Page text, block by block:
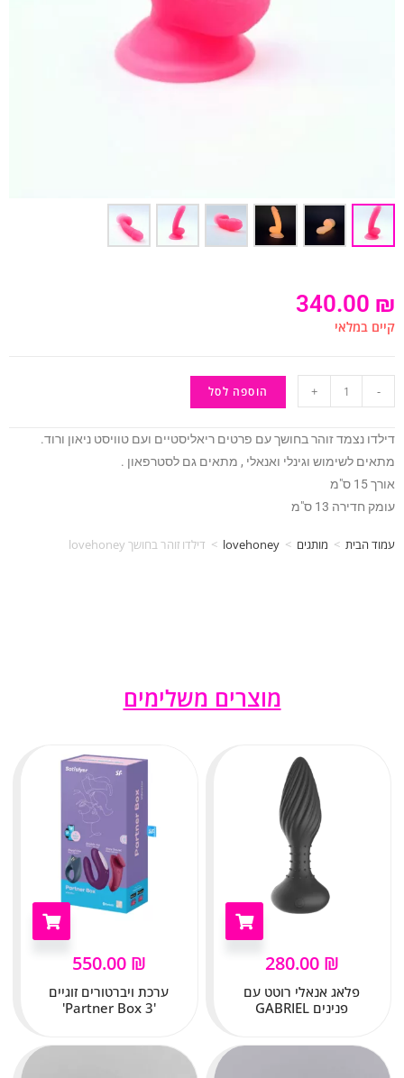
340.00 ₪
קיים במלאי
-
+ הוספה לסל
דילדו נצמד זוהר בחושך עם פרטים ריאליסטיים ועם טוויסט ניאון ורוד.
מתאים לשימוש וגינלי ואנאלי , מתאים גם לסטרפאון .
אורך 15 ס"מ
עומק חדירה 13 ס"מ
עמוד הבית > מותגים >
lovehoney
> דילדו זוהר בחושך lovehoney
מוצרים משלימים
550.00 ₪
ערכת ויברטורים זוגיים
'Partner Box 3'
280.00 ₪
פלאג אנאלי רוטט עם
פנינים GABRIEL